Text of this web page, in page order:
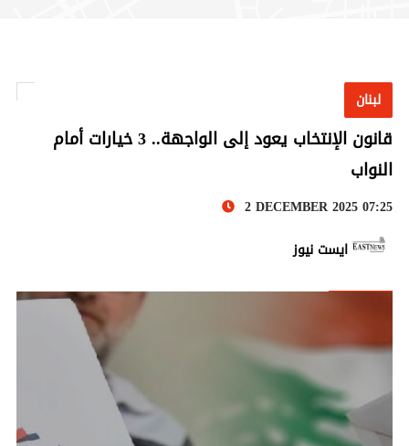
لبنان
قانون الإنتخاب يعود إلى الواجهة.. 3 خيارات أمام
النواب
2 DECEMBER 2025 07:25
ايست نيوز